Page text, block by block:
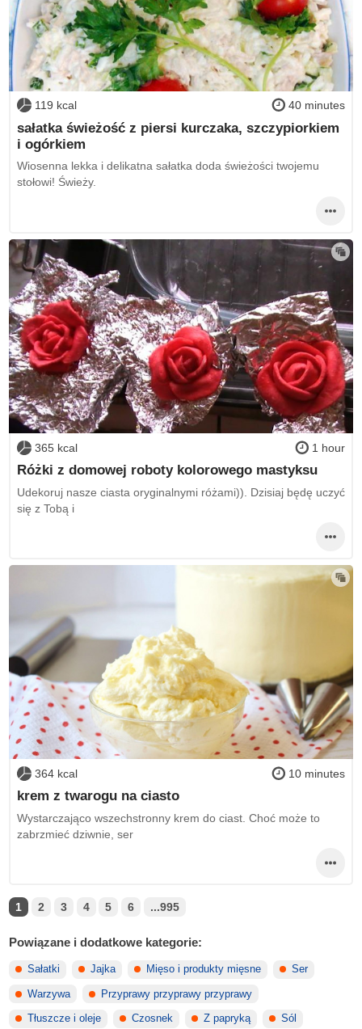
119 kcal 40 minutes
sałatka świeżość z piersi kurczaka, szczypiorkiem
i ogórkiem
Wiosenna lekka i delikatna sałatka doda świeżości twojemu
stołowi! Świeży.
365 kcal 1 hour
Różki z domowej roboty kolorowego mastyksu
Udekoruj nasze ciasta oryginalnymi różami)). Dzisiaj będę uczyć
się z Tobą i
364 kcal 10 minutes
krem z twarogu na ciasto
Wystarczająco wszechstronny krem do ciast. Choć może to
zabrzmieć dziwnie, ser
1 2 3 4 5 6 ...995
Powiązane i dodatkowe kategorie:
Sałatki Jajka Mięso i produkty mięsne Ser
Warzywa Przyprawy przyprawy przyprawy
Tłuszcze i oleje Czosnek Z papryką Sól